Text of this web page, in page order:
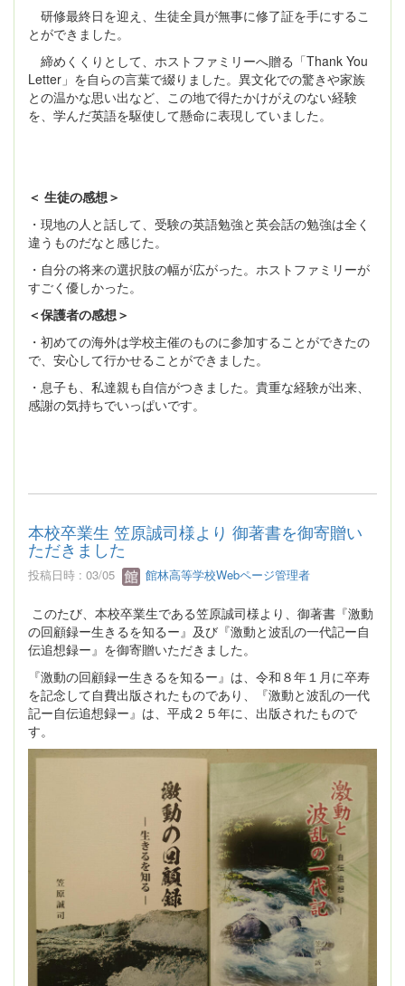
研修最終日を迎え、生徒全員が無事に修了証を手にするこ
とができました。
締めくくりとして、ホストファミリーへ贈る「Thank You
Letter」を自らの言葉で綴りました。異文化での驚きや家族
との温かな思い出など、この地で得たかけがえのない経験
を、学んだ英語を駆使して懸命に表現していました。
＜ 生徒の感想＞
・現地の人と話して、受験の英語勉強と英会話の勉強は全く
違うものだなと感じた。
・自分の将来の選択肢の幅が広がった。ホストファミリーが
すごく優しかった。
＜保護者の感想＞
・初めての海外は学校主催のものに参加することができたの
で、安心して行かせることができました。
・息子も、私達親も自信がつきました。貴重な経験が出来、
感謝の気持ちでいっぱいです。
本校卒業生 笠原誠司様より 御著書を御寄贈い
ただきました
投稿日時 : 03/05 館林高等学校Webページ管理者
このたび、本校卒業生である笠原誠司様より、御著書『激動
の回顧録ー生きるを知るー』及び『激動と波乱の一代記ー自
伝追想録ー』を御寄贈いただきました。
『激動の回顧録ー生きるを知るー』は、令和８年１月に卒寿
を記念して自費出版されたものであり、『激動と波乱の一代
記ー自伝追想録ー』は、平成２５年に、出版されたもので
す。